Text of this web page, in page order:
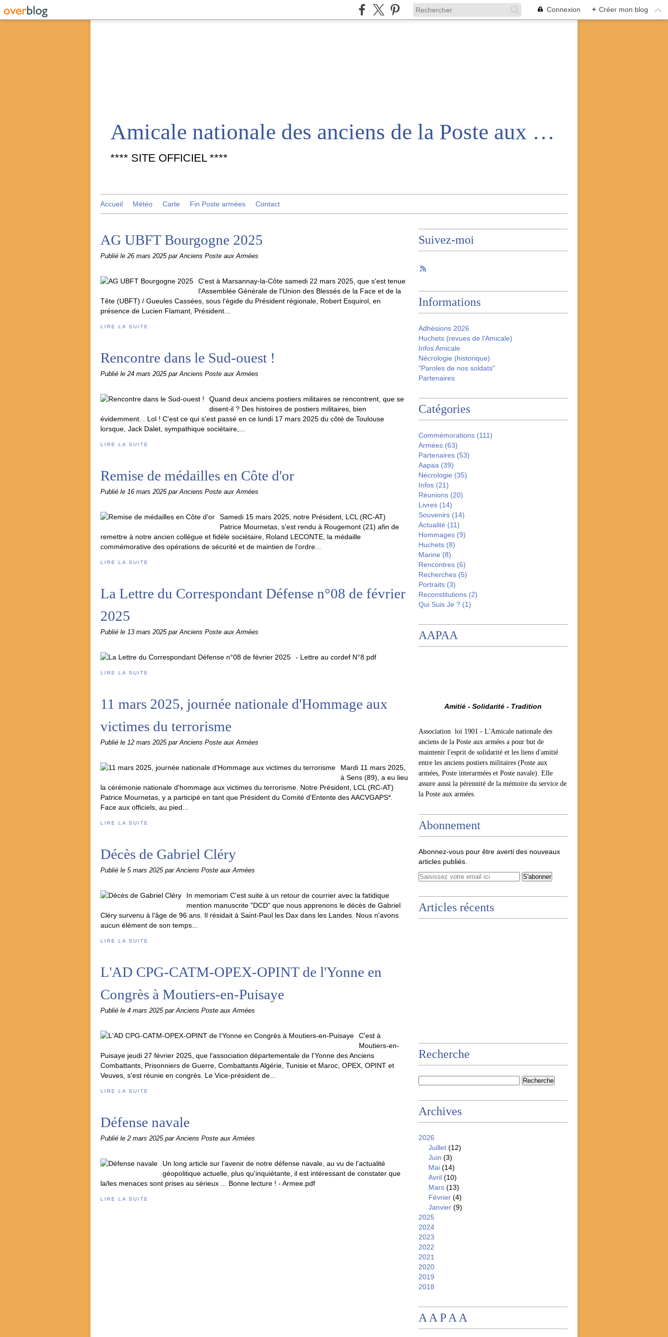
Connexion + Créer mon blog
Amicale nationale des anciens de la Poste aux armées
**** SITE OFFICIEL ****
Accueil Météo Carte Fin Poste armées Contact
AG UBFT Bourgogne 2025
Publié le 26 mars 2025 par Anciens Poste aux Armées
C'est à Marsannay-la-Côte samedi 22 mars 2025, que s'est tenue
l'Assemblée Générale de l'Union des Blessés de la Face et de la
Tête (UBFT) / Gueules Cassées, sous l'égide du Président régionale, Robert Esquirol, en
présence de Lucien Flamant, Président...
LIRE LA SUITE
Rencontre dans le Sud-ouest !
Publié le 24 mars 2025 par Anciens Poste aux Armées
Quand deux anciens postiers militaires se rencontrent, que se
disent-il ? Des histoires de postiers militaires, bien
évidemment... Lol ! C'est ce qui s'est passé en ce lundi 17 mars 2025 du côté de Toulouse
lorsque, Jack Dalet, sympathique sociétaire,...
LIRE LA SUITE
Remise de médailles en Côte d'or
Publié le 16 mars 2025 par Anciens Poste aux Armées
Samedi 15 mars 2025, notre Président, LCL (RC-AT)
Patrice Mournetas, s'est rendu à Rougemont (21) afin de
remettre à notre ancien collègue et fidèle sociétaire, Roland LECONTE, la médaille
commémorative des opérations de sécurité et de maintien de l'ordre...
LIRE LA SUITE
La Lettre du Correspondant Défense n°08 de février
2025
Publié le 13 mars 2025 par Anciens Poste aux Armées
- Lettre au cordef N°8.pdf
LIRE LA SUITE
11 mars 2025, journée nationale d'Hommage aux
victimes du terrorisme
Publié le 12 mars 2025 par Anciens Poste aux Armées
Mardi 11 mars 2025,
à Sens (89), a eu lieu
la cérémonie nationale d'hommage aux victimes du terrorisme. Notre Président, LCL (RC-AT)
Patrice Mournetas, y a participé en tant que Président du Comité d'Entente des AACVGAPS*.
Face aux officiels, au pied...
LIRE LA SUITE
Décès de Gabriel Cléry
Publié le 5 mars 2025 par Anciens Poste aux Armées
In memoriam C'est suite à un retour de courrier avec la fatidique
mention manuscrite "DCD" que nous apprenons le décès de Gabriel
Cléry survenu à l'âge de 96 ans. Il résidait à Saint-Paul les Dax dans les Landes. Nous n'avons
aucun élément de son temps...
LIRE LA SUITE
L'AD CPG-CATM-OPEX-OPINT de l'Yonne en
Congrès à Moutiers-en-Puisaye
Publié le 4 mars 2025 par Anciens Poste aux Armées
C'est à
Moutiers-en-
Puisaye jeudi 27 février 2025, que l'association départementale de l'Yonne des Anciens
Combattants, Prisonniers de Guerre, Combattants Algérie, Tunisie et Maroc, OPEX, OPINT et
Veuves, s'est réunie en congrès. Le Vice-président de...
LIRE LA SUITE
Défense navale
Publié le 2 mars 2025 par Anciens Poste aux Armées
Un long article sur l’avenir de notre défense navale, au vu de l’actualité
géopolitique actuelle, plus qu'inquiétante, il est intéressant de constater que
la/les menaces sont prises au sérieux ... Bonne lecture ! - Armee.pdf
LIRE LA SUITE
Suivez-moi
Informations
Adhésions 2026
Huchets (revues de l'Amicale)
Infos Amicale
Nécrologie (historique)
"Paroles de nos soldats"
Partenaires
Catégories
Commémorations (111)
Armées (63)
Partenaires (53)
Aapaa (39)
Nécrologie (35)
Infos (21)
Réunions (20)
Livres (14)
Souvenirs (14)
Actualité (11)
Hommages (9)
Huchets (8)
Marine (8)
Rencontres (6)
Recherches (5)
Portraits (3)
Reconstitutions (2)
Qui Suis Je ? (1)
AAPAA
Amitié - Solidarité - Tradition
Association loi 1901 - L'Amicale nationale des
anciens de la Poste aux armées a pour but de
maintenir l'esprit de solidarité et les liens d'amitié
entre les anciens postiers militaires (Poste aux
armées, Poste interarmées et Poste navale). Elle
assure aussi la pérennité de la mémoire du service de
la Poste aux armées.
Abonnement
Abonnez-vous pour être averti des nouveaux
articles publiés.
Articles récents
Recherche
Archives
2026
Juillet (12)
Juin (3)
Mai (14)
Avril (10)
Mars (13)
Février (4)
Janvier (9)
2025
2024
2023
2022
2021
2020
2019
2018
A A P A A